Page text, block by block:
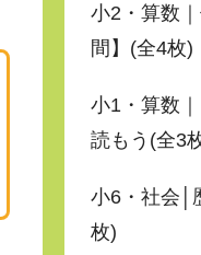
小2・算数
間】(全4枚)
小1・算数
読もう(全3
小6・社会│
枚)